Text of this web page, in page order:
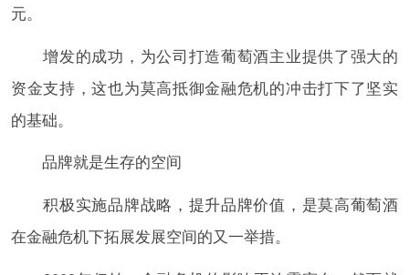
元。
增发的成功，为公司打造葡萄酒主业提供了强大的
资金支持，这也为莫高抵御金融危机的冲击打下了坚实
的基础。
品牌就是生存的空间
积极实施品牌战略，提升品牌价值，是莫高葡萄酒
在金融危机下拓展发展空间的又一举措。